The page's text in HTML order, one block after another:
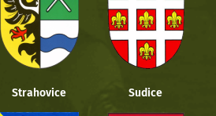
Strahovice Sudice